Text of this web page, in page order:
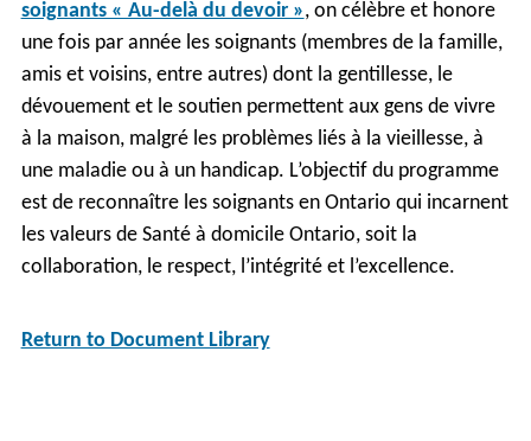
soignants « Au-delà du devoir », on célèbre et honore
une fois par année les soignants (membres de la famille,
amis et voisins, entre autres) dont la gentillesse, le
dévouement et le soutien permettent aux gens de vivre
à la maison, malgré les problèmes liés à la vieillesse, à
une maladie ou à un handicap. L’objectif du programme
est de reconnaître les soignants en Ontario qui incarnent
les valeurs de Santé à domicile Ontario, soit la
collaboration, le respect, l’intégrité et l’excellence.
Return to Document Library